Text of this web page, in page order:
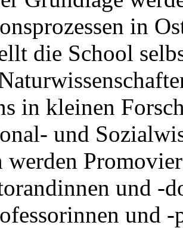
in
die School
in kleinen
und
werden
und -
und -